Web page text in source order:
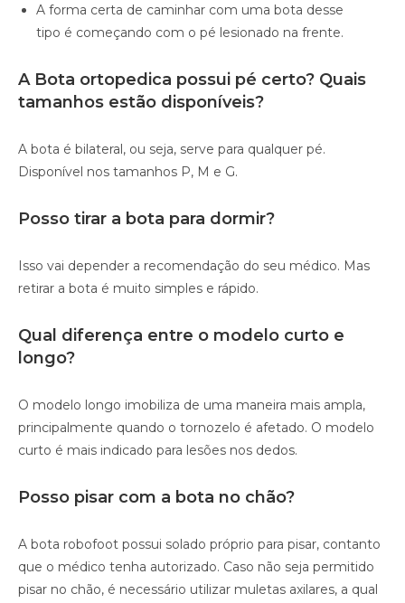
A forma certa de caminhar com uma bota desse
tipo é começando com o pé lesionado na frente.
A Bota ortopedica possui pé certo? Quais
tamanhos estão disponíveis?
A bota é bilateral, ou seja, serve para qualquer pé.
Disponível nos tamanhos P, M e G.
Posso tirar a bota para dormir?
Isso vai depender a recomendação do seu médico. Mas
retirar a bota é muito simples e rápido.
Qual diferença entre o modelo curto e
longo?
O modelo longo imobiliza de uma maneira mais ampla,
principalmente quando o tornozelo é afetado. O modelo
curto é mais indicado para lesões nos dedos.
Posso pisar com a bota no chão?
A bota robofoot possui solado próprio para pisar, contanto
que o médico tenha autorizado. Caso não seja permitido
pisar no chão, é necessário utilizar muletas axilares, a qual